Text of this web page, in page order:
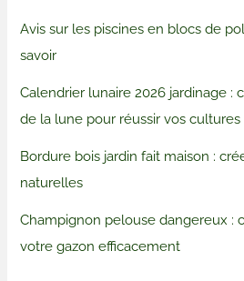
Avis sur les piscines en blocs de
savoir
Calendrier lunaire 2026 jardinage :
de la lune pour réussir vos cultures
Bordure bois jardin fait maison :
naturelles
Champignon pelouse dangereux :
votre gazon efficacement